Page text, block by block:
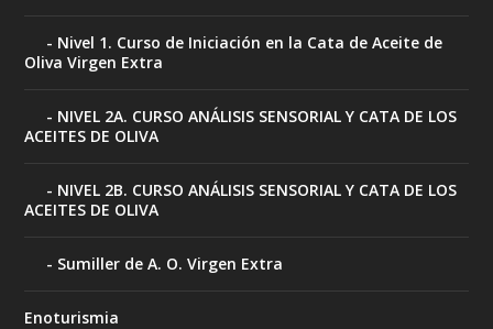
Nivel 1. Curso de Iniciación en la Cata de Aceite de
Oliva Virgen Extra
NIVEL 2A. CURSO ANÁLISIS SENSORIAL Y CATA DE LOS
ACEITES DE OLIVA
NIVEL 2B. CURSO ANÁLISIS SENSORIAL Y CATA DE LOS
ACEITES DE OLIVA
Sumiller de A. O. Virgen Extra
Enoturismia